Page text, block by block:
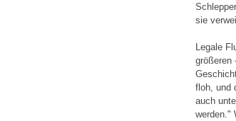
sie
Legale
größeren
floh, und
auch
werden."